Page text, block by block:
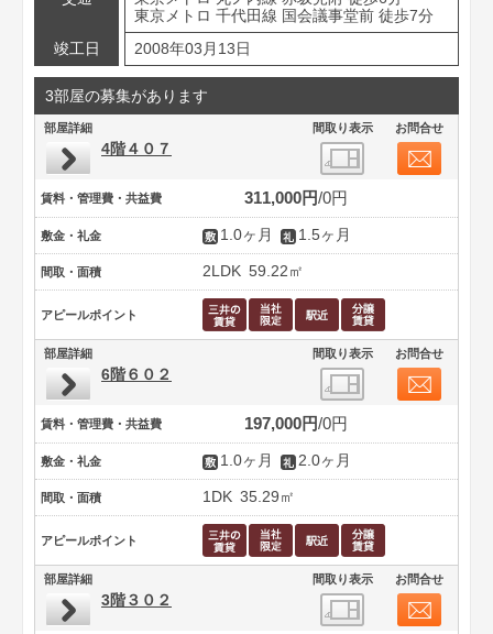
東京メトロ 千代田線 国会議事堂前 徒歩7分
竣工日
2008年03月13日
3部屋の募集があります
部屋詳細 間取り表示 お問合せ
4階４０７
賃料・管理費・共益費 311,000円 0円
敷金・礼金 1.0ヶ月 1.5ヶ月
間取・面積 2LDK 59.22㎡
アピールポイント
部屋詳細 間取り表示 お問合せ
6階６０２
賃料・管理費・共益費 197,000円 0円
敷金・礼金 1.0ヶ月 2.0ヶ月
間取・面積 1DK 35.29㎡
アピールポイント
部屋詳細 間取り表示 お問合せ
3階３０２